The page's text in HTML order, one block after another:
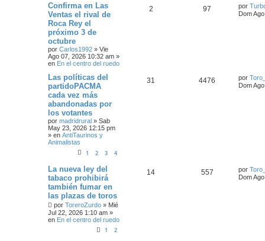
Confirma en Las
Ventas el rival de
Roca Rey el
próximo 3 de
octubre
por Carlos1992 » Vie
Ago 07, 2026 10:32 am »
en En el centro del ruedo
2 97 por
Dom
Las políticas del
partidoPACMA
cada vez más
abandonadas por
los votantes
por madridrural » Sab
May 23, 2026 12:15 pm
» en AntiTaurinos y
Animalistas
1 2 3 4
31 4476 por
Dom
La nueva ley del
tabaco prohibirá
también fumar en
las plazas de toros
por ToreroZurdo » Mié
Jul 22, 2026 1:10 am »
en En el centro del ruedo
1 2
14 557 por
Dom